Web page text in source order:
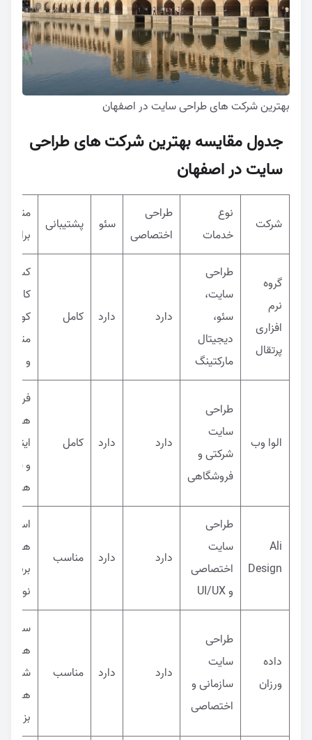
بهترین شرکت های طراحی سایت در اصفهان
جدول مقایسه بهترین شرکت های طراحی
سایت در اصفهان
شرکت
نوع
خدمات
طراحی
اختصاصی
سئو پشتیبانی
مناسب
برای
گروه
نرم
افزاری
پرتقال
طراحی
سایت،
سئو،
دیجیتال
مارکتینگ
دارد دارد کامل
کسب
کارهای
کوچک،
متوسط
و بزرگ
الوا وب
طراحی
سایت
شرکتی و
فروشگاهی
دارد دارد کامل
های
و
ها
Ali
Design
طراحی
سایت
اختصاصی
و UI/UX
دارد دارد مناسب
ها و
نوپا
داده
ورزان
طراحی
سایت
سازمانی و
اختصاصی
دارد دارد مناسب
سازمان
ها و
شرکت
های
بزرگ